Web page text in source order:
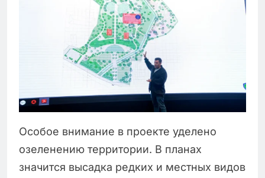
Особое внимание в проекте уделено
озеленению территории. В планах
значится высадка редких и местных видов